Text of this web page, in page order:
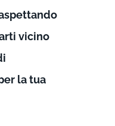
vicino
la tua